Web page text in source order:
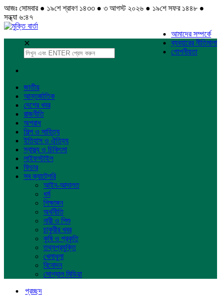
আজঃ সোমবার ● ১৯শে শ্রাবণ ১৪৩৩ ● ৩ আগস্ট ২০২৬ ● ১৯শে সফর ১৪৪৮ ●
সন্ধ্যা ৬:৪৭
আমাদের সম্পর্কে
ব্যবহারের নীতিমালা
গোপনীয়তা
✕
জাতীয়
আন্তর্জাতিক
দেশের খবর
রাজনীতি
অপরাধ
শিল্প ও সাহিত্য
ইতিহাস ও ঐতিহ্য
স্বাস্থ্য ও চিকিৎসা
লাইফস্টাইল
ফিচার
সব ক্যাটেগরি
আইন-আদালত
ধর্ম
শিক্ষাঙ্গন
অর্থনীতি
নারী ও শিশু
চাকুরীর খবর
কৃষি ও প্রকৃতি
তথ্যপ্রযুক্তি
খেলাধুলা
বিনোদন
সোশ্যাল মিডিয়া
প্রচ্ছদ